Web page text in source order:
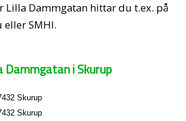
Lilla Dammgatan hittar du t.ex. på
eller SMHI.
Dammgatan i Skurup
Skurup
Skurup